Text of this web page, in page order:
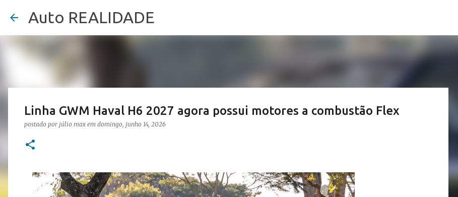
Auto REALIDADE
Linha GWM Haval H6 2027 agora possui motores a combustão Flex
postado por júlio max em domingo, junho 14, 2026